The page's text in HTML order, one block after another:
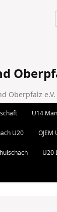
Oberpfalz e.V.
wechselnU14
U20 OJEM
U20